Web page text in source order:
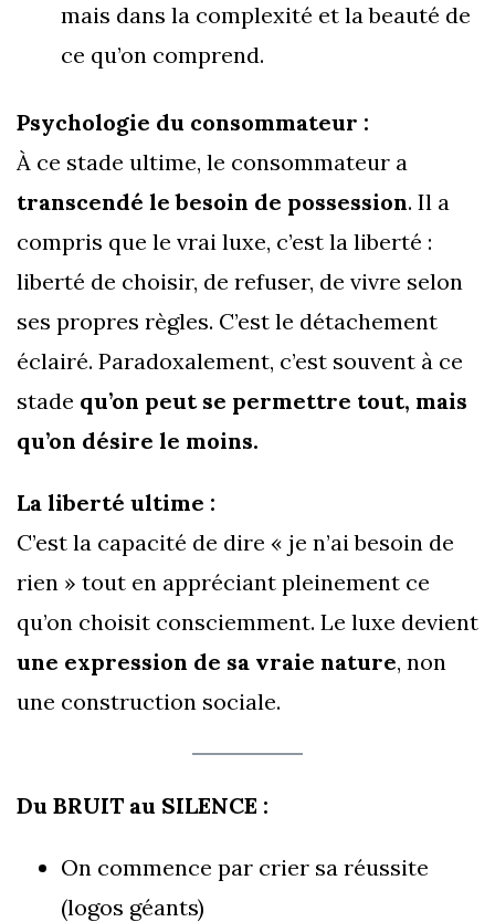
mais dans la complexité et la beauté de
ce qu’on comprend.
Psychologie du consommateur :
À ce stade ultime, le consommateur a
transcendé le besoin de possession. Il a
compris que le vrai luxe, c’est la liberté :
liberté de choisir, de refuser, de vivre selon
ses propres règles. C’est le détachement
éclairé. Paradoxalement, c’est souvent à ce
stade qu’on peut se permettre tout, mais
qu’on désire le moins.
La liberté ultime :
C’est la capacité de dire « je n’ai besoin de
rien » tout en appréciant pleinement ce
qu’on choisit consciemment. Le luxe devient
une expression de sa vraie nature, non
une construction sociale.
Du BRUIT au SILENCE :
On commence par crier sa réussite
(logos géants)